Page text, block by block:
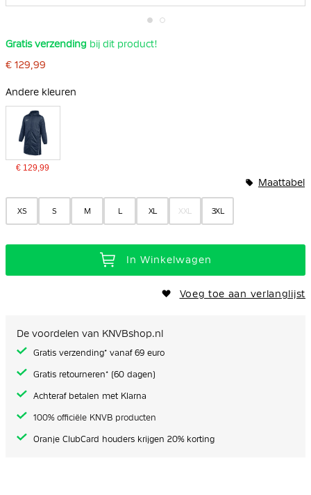
naar
begin
de
Gratis verzending bij dit product!
€ 129,99
Andere kleuren
€ 129,99
XS S M L XL XXL 3XL
Maattabel
In Winkelwagen
Voeg toe aan verlanglijst
De voordelen van KNVBshop.nl
Gratis verzending* vanaf 69 euro
Gratis retourneren* (60 dagen)
Achteraf betalen met Klarna
100% officiële KNVB producten
Oranje ClubCard houders krijgen 20% korting